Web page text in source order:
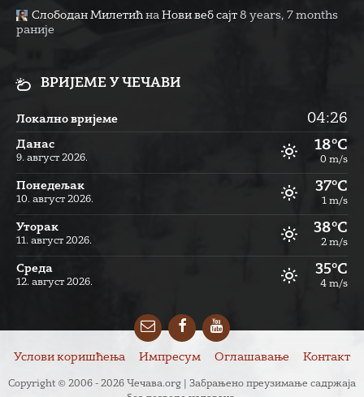
Слободан Милетић на Нови веб сајт 8 years, 7 months
раније
ВРИЈЕМЕ У ЧЕЧАВИ
Локално вријеме 04:26
Данас
9. август 2026.
18°C
0 m/s
Понедељак
10. август 2026.
37°C
1 m/s
Уторак
11. август 2026.
38°C
2 m/s
Cреда
12. август 2026.
35°C
4 m/s
EmailFacebookYouTube
Услови коришћења Импресум Оглашавање Контакт
Copyright © 2006 - 2026 Чечава.org | Забрањено преузимање садржаја